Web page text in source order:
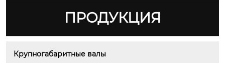
ПРОДУКЦИЯ
Крупногабаритные валы